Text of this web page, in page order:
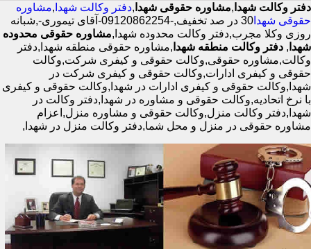
دفتر وکالت شهدا ,مشاوره حقوقی شهدا ,دفتر وکالت شهدا ,مشاوره
حقوقی شهدا
30 در صد تخفیف,-09120862254-آقای تیموری-,شبانه
روزی وکلا مجرب,دفتر وکالت محدوده شهدا,مشاوره حقوقی محدوده
شهدا , دفتر وکالت منطقه شهدا ,مشاوره حقوقی منطقه شهدا,دفتر
وکالت,مشاوره حقوقی,وکالت حقوقی و کیفری شرکت,وکالت
حقوقی و کیفری ادارات,وکالت حقوقی و کیفری شرکت در
شهدا,وکالت حقوقی و کیفری ادارات در شهدا,وکالت حقوقی و کیفری
با نرخ اتحادیه,وکالت حقوقی و مشاوره در شهدا,دفتر وکالت در
شهدا,دفتر وکالت منزل,وکالت حقوقی و مشاوره منزل,اعزام
مشاوره حقوقی در منزل و محل شما,دفتر وکالت منزل در شهدا,